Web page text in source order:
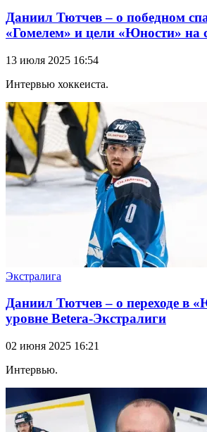
Даниил Тютчев – о победном
«Гомелем» и цели «Юности» на
13 июля 2025 16:54
Интервью хоккеиста.
Экстралига
Даниил Тютчев – о переходе в
уровне Betera-Экстралиги
02 июня 2025 16:21
Интервью.